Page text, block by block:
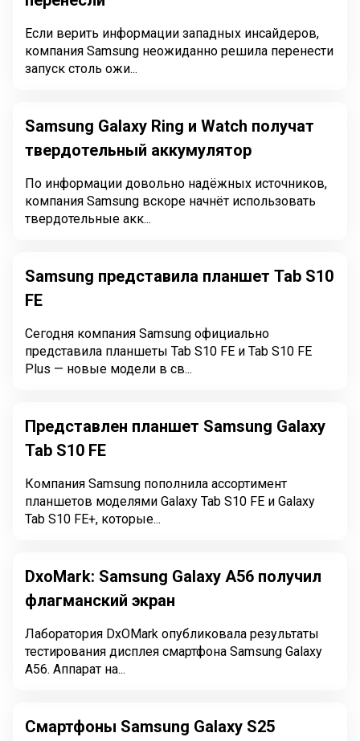
Если верить информации западных инсайдеров,
компания Samsung неожиданно решила перенести
запуск столь ожи...
Samsung Galaxy Ring и Watch получат
твердотельный аккумулятор
По информации довольно надёжных источников,
компания Samsung вскоре начнёт использовать
твердотельные акк...
Samsung представила планшет Tab S10
FE
Сегодня компания Samsung официально
представила планшеты Tab S10 FE и Tab S10 FE
Plus — новые модели в св...
Представлен планшет Samsung Galaxy
Tab S10 FE
Компания Samsung пополнила ассортимент
планшетов моделями Galaxy Tab S10 FE и Galaxy
Tab S10 FE+, которые...
DxoMark: Samsung Galaxy A56 получил
флагманский экран
Лаборатория DxOMark опубликовала результаты
тестирования дисплея смартфона Samsung Galaxy
A56. Аппарат на...
Смартфоны Samsung Galaxy S25